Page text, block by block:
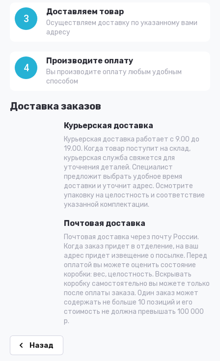
Доставка заказов
Курьерская доставка
Курьерская доставка работает с 9.00 до
19.00. Когда товар поступит на склад,
курьерская служба свяжется для
уточнения деталей. Специалист
предложит выбрать удобное время
доставки и уточнит адрес. Осмотрите
упаковку на целостность и соответствие
указанной комплектации.
Почтовая доставка
Почтовая доставка через почту России.
Когда заказ придет в отделение, на ваш
адрес придет извещение о посылке. Перед
оплатой вы можете оценить состояние
коробки: вес, целостность. Вскрывать
коробку самостоятельно вы можете только
после оплаты заказа. Один заказ может
содержать не больше 10 позиций и его
стоимость не должна превышать 100 000
р.
3
Доставляем товар
Осуществляем доставку по указанному вами
адресу
4
Производите оплату
Вы производите оплату любым удобным
способом
Назад